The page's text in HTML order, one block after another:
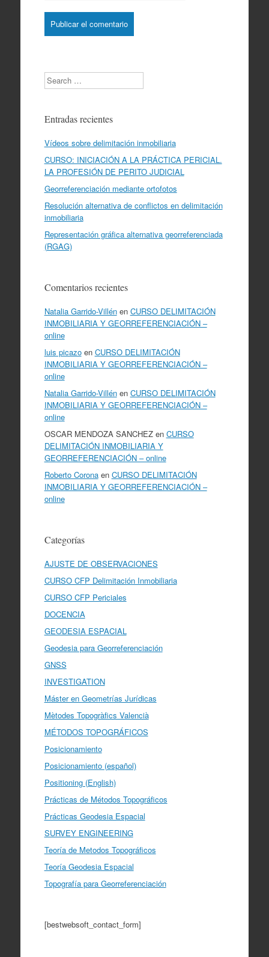
Search
Entradas recientes
Vídeos sobre delimitación inmobiliaria
CURSO: INICIACIÓN A LA PRÁCTICA PERICIAL.
LA PROFESIÓN DE PERITO JUDICIAL
Georreferenciación mediante ortofotos
Resolución alternativa de conflictos en delimitación
inmobiliaria
Representación gráfica alternativa georreferenciada
(RGAG)
Comentarios recientes
Natalia Garrido-Villénen CURSO DELIMITACIÓN
INMOBILIARIA Y GEORREFERENCIACIÓN –
online
luis picazoen CURSO DELIMITACIÓN
INMOBILIARIA Y GEORREFERENCIACIÓN –
online
Natalia Garrido-Villénen CURSO DELIMITACIÓN
INMOBILIARIA Y GEORREFERENCIACIÓN –
online
OSCAR MENDOZA SANCHEZen CURSO
DELIMITACIÓN INMOBILIARIA Y
GEORREFERENCIACIÓN – online
Roberto Coronaen CURSO DELIMITACIÓN
INMOBILIARIA Y GEORREFERENCIACIÓN –
online
Categorías
AJUSTE DE OBSERVACIONES
CURSO CFP Delimitación Inmobiliaria
CURSO CFP Periciales
DOCENCIA
GEODESIA ESPACIAL
Geodesia para Georreferenciación
GNSS
INVESTIGATION
Máster en Geometrías Jurídicas
Mètodes Topogràfics Valencià
MÉTODOS TOPOGRÁFICOS
Posicionamiento
Posicionamiento (español)
Positioning (English)
Prácticas de Métodos Topográficos
Prácticas Geodesia Espacial
SURVEY ENGINEERING
Teoría de Metodos Topográficos
Teoría Geodesia Espacial
Topografía para Georreferenciación
[bestwebsoft_contact_form]